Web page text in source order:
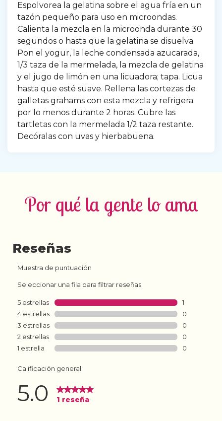
Espolvorea la gelatina sobre el agua fría en un
tazón pequeño para uso en microondas.
Calienta la mezcla en la microonda durante 30
segundos o hasta que la gelatina se disuelva.
Pon el yogur, la leche condensada azucarada,
1/3 taza de la mermelada, la mezcla de gelatina
y el jugo de limón en una licuadora; tapa. Licua
hasta que esté suave. Rellena las cortezas de
galletas grahams con esta mezcla y refrigera
por lo menos durante 2 horas. Cubre las
tartletas con la mermelada 1/2 taza restante.
Decóralas con uvas y hierbabuena.
Por qué la gente lo ama